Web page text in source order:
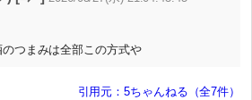
つまみは全部この方式や
引用元：5ちゃんねる（全7件）